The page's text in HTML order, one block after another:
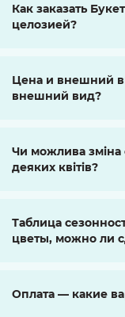
Как заказать
целозией?
Цена и внешний
внешний вид?
Чи можлива зміна
деяких квітів?
Таблица
цветы, можно ли
Оплата — какие